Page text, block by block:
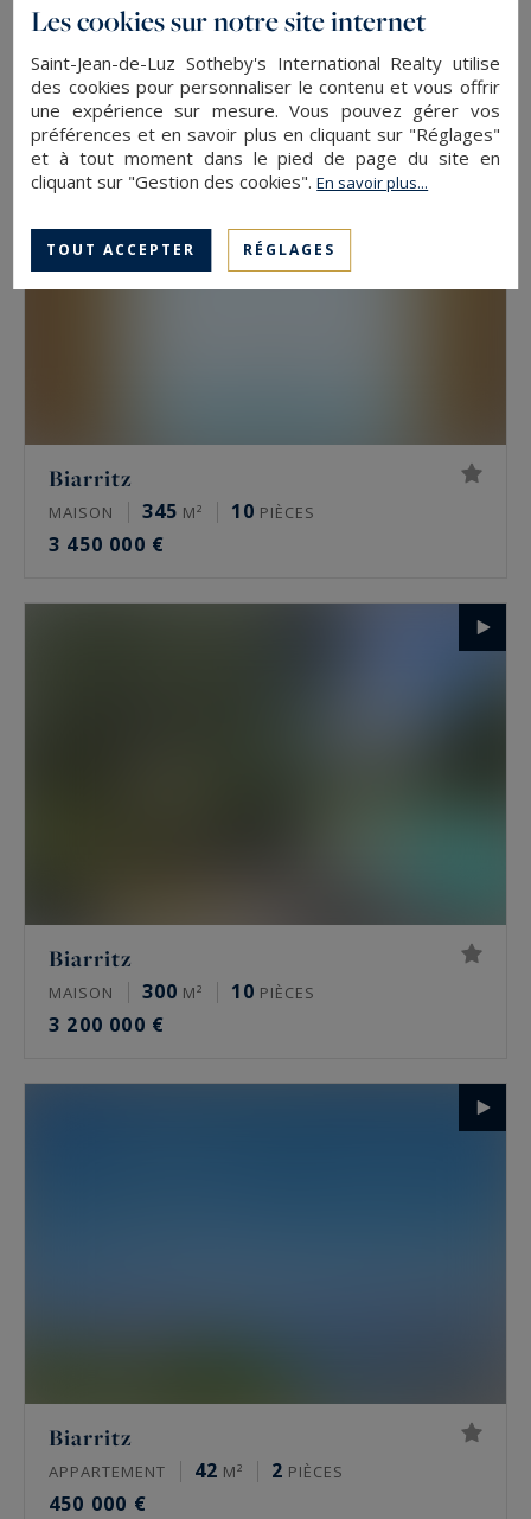
MAISON 247M² 8PIÈCES
2 990 000 €
EXCLUSIVITÉ
Biarritz
MAISON 345 M² 10 PIÈCES
3 450 000 €
Biarritz
MAISON 300 M² 10 PIÈCES
3 200 000 €
Biarritz
APPARTEMENT 42 M² 2 PIÈCES
450 000 €
Les cookies sur notre site internet
Saint-Jean-de-Luz Sotheby's International Realty utilise
des cookies pour personnaliser le contenu et vous offrir
une expérience sur mesure. Vous pouvez gérer vos
préférences et en savoir plus en cliquant sur "Réglages"
et à tout moment dans le pied de page du site en
cliquant sur "Gestion des cookies".En savoir plus...
TOUT ACCEPTER RÉGLAGES